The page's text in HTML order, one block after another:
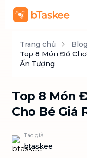
Trang chủ Blog
Top 8 Món Đồ
Ấn Tượng
Top 8 Món
Cho Bé Giá
Tác giả
btaskee